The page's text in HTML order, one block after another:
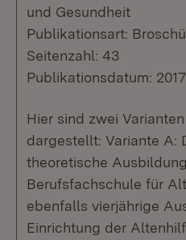
und Gesundheit
Publikationsart:
Seitenzahl: 43
Publikationsdatum: 2017
Hier sind zwei
dargestellt: Variante A:
theoretische
Berufsfachschule für
ebenfalls vierjährige
Einrichtung der